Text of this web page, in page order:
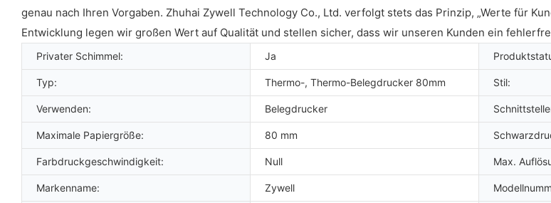
genau nach Ihren Vorgaben. Zhuhai Zywell Technology Co., Ltd. verfolgt stets das Prinzip, „Werte für
Entwicklung legen wir großen Wert auf Qualität und stellen sicher, dass wir unseren Kunden ein
Privater Schimmel: Ja
Typ: Thermo-, Thermo-Belegdrucker 80mm Stil:
Verwenden: Belegdrucker
Maximale Papiergröße: 80 mm
Farbdruckgeschwindigkeit: Null Max.
Markenname: Zywell